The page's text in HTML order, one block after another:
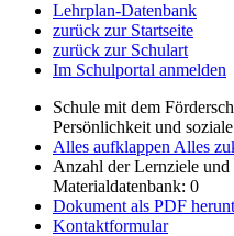
Lehrplan-Datenbank
zurück zur Startseite
zurück zur Schulart
Im Schulportal anmelden
Schule mit dem
Persönlichkeit und
Alles aufklappen Alles
Anzahl der Lernziele
Materialdatenbank: 0
Dokument als PDF
Kontaktformular